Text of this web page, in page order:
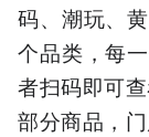
码、潮玩、
个品类，每
者扫码即可
部分商品，